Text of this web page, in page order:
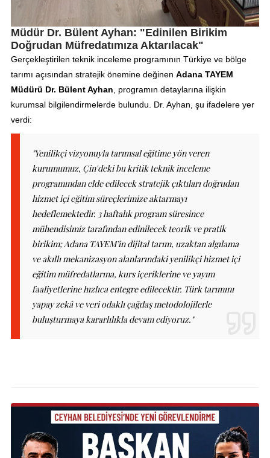
Müdür Dr. Bülent Ayhan: "Edinilen Birikim
Doğrudan Müfredatımıza Aktarılacak"
Gerçekleştirilen teknik inceleme programının Türkiye ve bölge
tarımı açısından stratejik önemine değinen Adana TAYEM
Müdürü Dr. Bülent Ayhan , programın detaylarına ilişkin
kurumsal bilgilendirmelerde bulundu. Dr. Ayhan, şu ifadelere yer
verdi:
"Yenilikçi vizyonuyla tarımsal eğitime yön veren
kurumumuz, Çin'deki bu kritik teknik inceleme
programından elde edilecek stratejik çıktıları doğrudan
hizmet içi eğitim süreçlerimize aktarmayı
hedeflemektedir. 3 haftalık program süresince
mühendisimiz tarafından edinilecek teorik ve pratik
birikim; Adana TAYEM’in dijital tarım, uzaktan algılama
ve akıllı mekanizasyon alanlarındaki yenilikçi hizmet içi
eğitim müfredatlarına, kurs içeriklerine ve yayım
faaliyetlerine hızlıca entegre edilecektir. Türk tarımını
yapay zekâ ve veri odaklı çağdaş metodolojilerle
buluşturmaya kararlılıkla devam ediyoruz."